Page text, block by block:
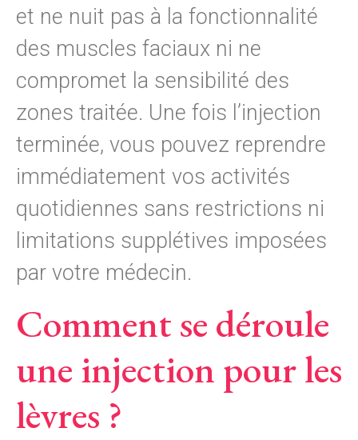
et ne nuit pas à la fonctionnalité
des muscles faciaux ni ne
compromet la sensibilité des
zones traitée. Une fois l’injection
terminée, vous pouvez reprendre
immédiatement vos activités
quotidiennes sans restrictions ni
limitations supplétives imposées
par votre médecin.
Comment se déroule
une injection pour les
lèvres ?